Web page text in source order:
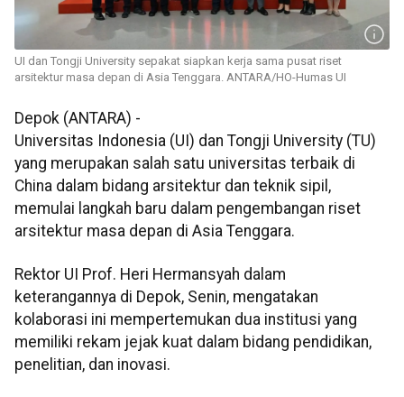
UI dan Tongji University sepakat siapkan kerja sama pusat riset
arsitektur masa depan di Asia Tenggara. ANTARA/HO-Humas UI
Depok (ANTARA) -
Universitas Indonesia (UI) dan Tongji University (TU)
yang merupakan salah satu universitas terbaik di
China dalam bidang arsitektur dan teknik sipil,
memulai langkah baru dalam pengembangan riset
arsitektur masa depan di Asia Tenggara.
Rektor UI Prof. Heri Hermansyah dalam
keterangannya di Depok, Senin, mengatakan
kolaborasi ini mempertemukan dua institusi yang
memiliki rekam jejak kuat dalam bidang pendidikan,
penelitian, dan inovasi.